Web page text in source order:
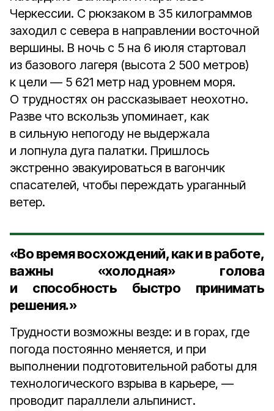
Черкессии. С рюкзаком в 35 килограммов
заходил с севера в направлении восточной
вершины. В ночь с 5 на 6 июля стартовал
из базового лагеря (высота 2 500 метров)
к цели — 5 621 метр над уровнем моря.
О трудностях он рассказывает неохотно.
Разве что вскользь упоминает, как
в сильную непогоду не выдержала
и лопнула дуга палатки. Пришлось
экстренно эвакуироваться в вагончик
спасателей, чтобы переждать ураганный
ветер.
«Во время восхождений, как и в работе,
важны «холодная» голова
и способность быстро принимать
решения.»
Трудности возможны везде: и в горах, где
погода постоянно меняется, и при
выполнении подготовительной работы для
технологического взрыва в карьере, —
проводит параллели альпинист.